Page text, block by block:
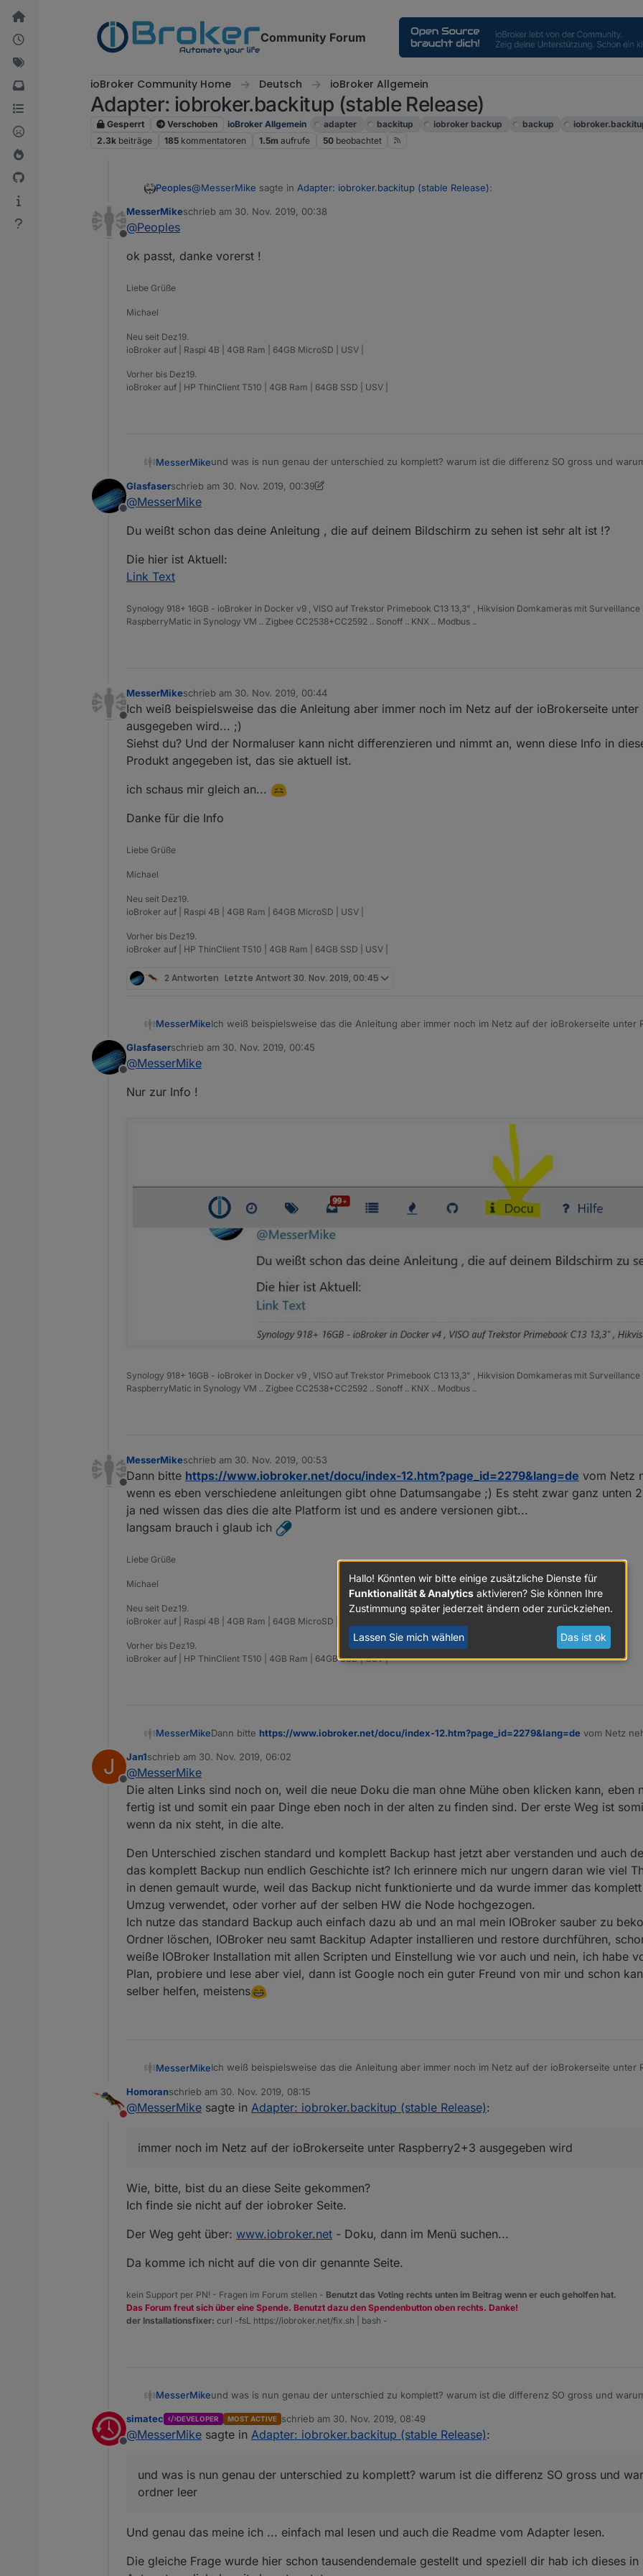
Weiter zum Inhalt
Community Forum
ioBroker Community Home Deutsch ioBroker Allgemein
Adapter: iobroker.backitup (stable Release)
Gesperrt Verschoben ioBroker Allgemein adapter backitup iobroker backup backup
2.3k beiträge 185 kommentatoren 1.5m aufrufe 50 beobachtet
Peoples@MesserMike sagte in Adapter: iobroker.backitup (stable Release):
Minimal
Offline
MesserMikeschrieb am 30. Nov. 2019, 00:38
zuletzt editiert von
@Peoples
ok passt, danke vorerst !
Liebe Grüße
Michael
Neu seit Dez19.
ioBroker auf | Raspi 4B | 4GB Ram | 64GB MicroSD | USV |
Vorher bis Dez19.
ioBroker auf | HP ThinClient T510 | 4GB Ram | 64GB SSD | USV |
MesserMikeund was is nun genau der unterschied zu komplett? warum ist die differenz SO gross und
so und schon gehts los.... installiert wird node 10 statt node 8, 4ter neustart trotz --purge
TROTZ der anleitung und genauer befolgung der schritte, ist das system nachher zum scheitern
Offline
Glasfaserschrieb am 30. Nov. 2019, 00:39
zuletzt editiert von Glasfaser
@MesserMike
Du weißt schon das deine Anleitung , die auf deinem Bildschirm zu sehen ist sehr alt ist !?
Die hier ist Aktuell:
Link Text
Synology 918+ 16GB - ioBroker in Docker v9 , VISO auf Trekstor Primebook C13 13,3" , Hikvision Domkameras mit Surveillance
RaspberryMatic in Synology VM .. Zigbee CC2538+CC2592 .. Sonoff .. KNX .. Modbus ..
Offline
MesserMikeschrieb am 30. Nov. 2019, 00:44
zuletzt editiert von
Ich weiß beispielsweise das die Anleitung aber immer noch im Netz auf der ioBrokerseite unter
ausgegeben wird... ;)
Siehst du? Und der Normaluser kann nicht differenzieren und nimmt an, wenn diese Info in
Produkt angegeben ist, das sie aktuell ist.
ich schaus mir gleich an...
Danke für die Info
Liebe Grüße
Michael
Neu seit Dez19.
ioBroker auf | Raspi 4B | 4GB Ram | 64GB MicroSD | USV |
Vorher bis Dez19.
ioBroker auf | HP ThinClient T510 | 4GB Ram | 64GB SSD | USV |
2 Antworten Letzte Antwort 30. Nov. 2019, 00:45
MesserMikeIch weiß beispielsweise das die Anleitung aber immer noch im Netz auf der ioBrokerseite unter
Siehst du? Und der Normaluser kann nicht differenzieren und nimmt an, wenn diese Info in
ich schaus mir gleich an...
Offline
Glasfaserschrieb am 30. Nov. 2019, 00:45
zuletzt editiert von
@MesserMike
Nur zur Info !
Synology 918+ 16GB - ioBroker in Docker v9 , VISO auf Trekstor Primebook C13 13,3" , Hikvision Domkameras mit Surveillance
RaspberryMatic in Synology VM .. Zigbee CC2538+CC2592 .. Sonoff .. KNX .. Modbus ..
Offline
MesserMikeschrieb am 30. Nov. 2019, 00:53
zuletzt editiert von
Dann bitte https://www.iobroker.net/docu/index-12.htm?page_id=2279&lang=de vom Netz
wenn es eben verschiedene anleitungen gibt ohne Datumsangabe ;) Es steht zwar ganz unten
ja ned wissen das dies die alte Platform ist und es andere versionen gibt...
langsam brauch i glaub ich
Liebe Grüße
Michael
Neu seit Dez19.
ioBroker auf | Raspi 4B | 4GB Ram | 64GB MicroSD | USV |
Vorher bis Dez19.
ioBroker auf | HP ThinClient T510 | 4GB Ram | 64GB SSD | USV |
MesserMikeDann bitte https://www.iobroker.net/docu/index-12.htm?page_id=2279&lang=de vom Netz
wissen das dies die alte Platform ist und es andere versionen gibt...
J
Offline
Jan1schrieb am 30. Nov. 2019, 06:02
zuletzt editiert von
@MesserMike
Die alten Links sind noch on, weil die neue Doku die man ohne Mühe oben klicken kann, eben
fertig ist und somit ein paar Dinge eben noch in der alten zu finden sind. Der erste Weg ist
wenn da nix steht, in die alte.
Den Unterschied zischen standard und komplett Backup hast jetzt aber verstanden und auch
das komplett Backup nun endlich Geschichte ist? Ich erinnere mich nur ungern daran wie viel
in denen gemault wurde, weil das Backup nicht funktionierte und da wurde immer das
Umzug verwendet, oder vorher auf der selben HW die Node hochgezogen.
Ich nutze das standard Backup auch einfach dazu ab und an mal mein IOBroker sauber zu
Ordner löschen, IOBroker neu samt Backitup Adapter installieren und restore durchführen,
weiße IOBroker Installation mit allen Scripten und Einstellung wie vor auch und nein, ich habe
Plan, probiere und lese aber viel, dann ist Google noch ein guter Freund von mir und schon
selber helfen, meistens
MesserMikeIch weiß beispielsweise das die Anleitung aber immer noch im Netz auf der ioBrokerseite unter
Siehst du? Und der Normaluser kann nicht differenzieren und nimmt an, wenn diese Info in
Produkt angegeben ist, das sie aktuell ist.
ich schaus mir gleich an...
Nicht stören
Homoranschrieb am 30. Nov. 2019, 08:15
zuletzt editiert von
@MesserMike sagte in Adapter: iobroker.backitup (stable Release):
immer noch im Netz auf der ioBrokerseite unter Raspberry2+3 ausgegeben wird
Wie, bitte, bist du an diese Seite gekommen?
Ich finde sie nicht auf der iobroker Seite.
Der Weg geht über: www.iobroker.net - Doku, dann im Menü suchen...
Da komme ich nicht auf die von dir genannte Seite.
kein Support per PN! - Fragen im Forum stellen - Benutzt das Voting rechts unten im Beitrag wenn er euch geholfen hat.
Das Forum freut sich über eine Spende. Benutzt dazu den Spendenbutton oben rechts. Danke!
der Installationsfixer: curl -fsL https://iobroker.net/fix.sh | bash -
MesserMikeund was is nun genau der unterschied zu komplett? warum ist die differenz SO gross und
so und schon gehts los.... installiert wird node 10 statt node 8, 4ter neustart trotz --purge
autoremove, neustart und installation nach anleitung aus demiobroker.net/docu/index-15
cleaninstall hin oder her....
frust pur
Offline
simatec DEVELOPER MOST ACTIVE schrieb am 30. Nov. 2019, 08:49
zuletzt editiert von
@MesserMike sagte in Adapter: iobroker.backitup (stable Release):
und was is nun genau der unterschied zu komplett? warum ist die differenz SO gross und
ordner leer
Und genau das meine ich ... einfach mal lesen und auch die Readme vom Adapter lesen.
Die gleiche Frage wurde hier schon tausendendemale gestellt und speziell dir hab ich dieses in
Hallo! Könnten wir bitte einige zusätzliche Dienste für
Funktionalität & Analytics aktivieren? Sie können Ihre
Zustimmung später jederzeit ändern oder zurückziehen.
Lassen Sie mich wählen Das ist ok